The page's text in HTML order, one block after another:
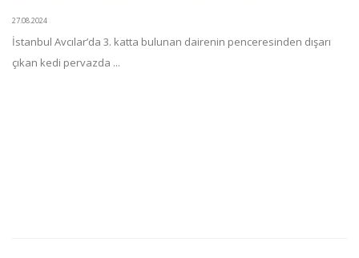
27.08.2024
İstanbul Avcılar’da 3. katta bulunan dairenin penceresinden dışarı
çıkan kedi pervazda ...